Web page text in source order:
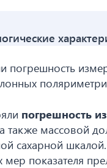
погрешность
также массовой
сахарной
мер показателя